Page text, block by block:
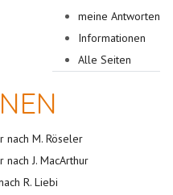
meine Antworten
Informationen
Alle Seiten
nach M. Röseler
J. MacArthur
R. Liebi